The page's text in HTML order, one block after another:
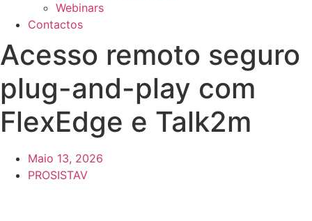
Webinars
Contactos
Acesso remoto seguro
plug-and-play com
FlexEdge e Talk2m
Maio 13, 2026
PROSISTAV